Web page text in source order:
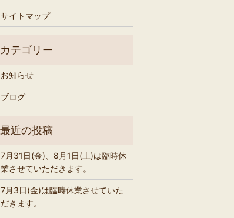
サイトマップ
お知らせ
ブログ
7月31日(金)、8月1日(土)は臨時休
業させていただきます。
7月3日(金)は臨時休業させていた
だきます。